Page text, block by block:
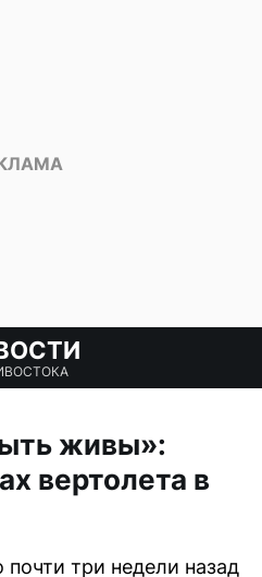
живы»:
вертолета в
три недели назад